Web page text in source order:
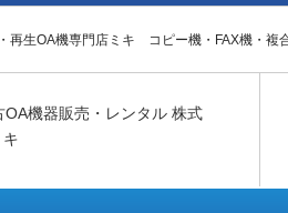
再生OA機専門店ミキ コピー機・FAX機・複